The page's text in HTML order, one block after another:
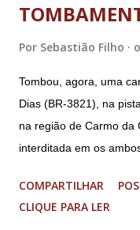
Por Sebastião Filho
Tombou, agora, uma
Dias (BR-3821), na
na região de Carmo da
interditada em os
Imagens
COMPARTILHAR
CLIQUE PARA LER